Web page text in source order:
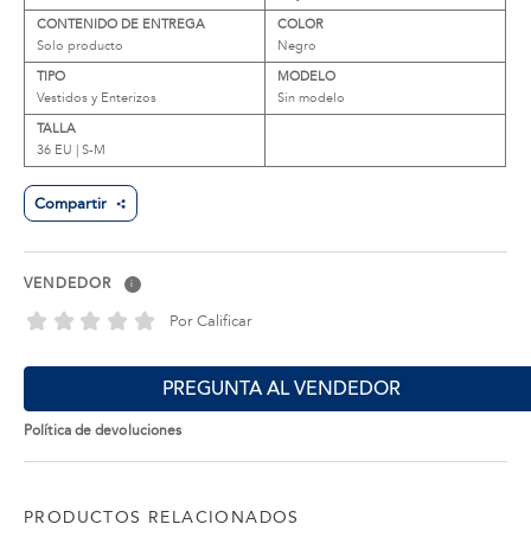
CONTENIDO DE ENTREGA
Solo producto
COLOR
Negro
TIPO
Vestidos y Enterizos
MODELO
Sin modelo
TALLA
36 EU | S-M
Compartir
VENDEDOR i
Por Calificar
PREGUNTA AL VENDEDOR
Política de devoluciones
PRODUCTOS RELACIONADOS